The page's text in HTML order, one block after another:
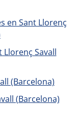
en Sant Llorenç
Savall
(Barcelona)
(Barcelona)